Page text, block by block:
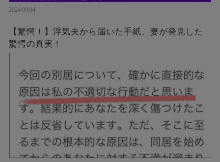
2024/09/04
【驚愕！】浮気夫から届いた手紙、妻が発見した
驚愕の真実！